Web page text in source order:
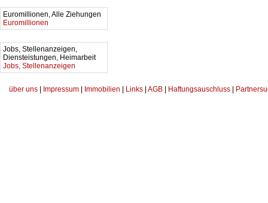
Euromillionen, Alle Ziehungen
Euromillionen
Jobs, Stellenanzeigen,
Diensteistungen, Heimarbeit
Jobs, Stellenanzeigen
über uns Impressum Immobilien Links AGB Haftungsauschluss